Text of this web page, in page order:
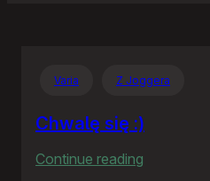
Varia Z Joggera
Chwalę się :)
Continue reading